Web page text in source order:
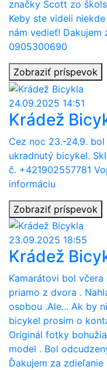
značky Scott zo
Keby ste videli
nám vedieť! Dakujem
0905300690
Zobraziť príspevok
24.09.2025 14:51
Krádež
Cez noc 23.-24.9.
ukradnutý bicykel.
č. +421902557781
informáciu
Zobraziť príspevok
23.09.2025 18:55
Krádež
Kamarátovi bol
priamo z dvora .
osobou .Ale... Ak by
bicykel prosim o
Originál fotky
model . Bol
Ďakujem za